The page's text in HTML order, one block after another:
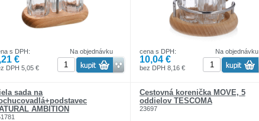
Na objednávku
s DPH:
€
DPH 5,05 €
Na objednávku
cena s DPH:
10,04 €
bez DPH 8,16 €
sada na
AMBITION
Cestovná korenička MOVE, 5
oddielov TESCOMA
23697